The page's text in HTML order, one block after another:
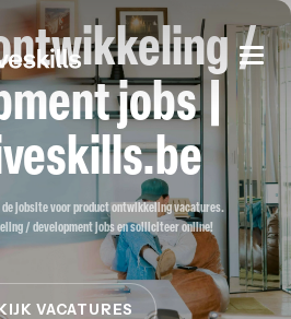
/
jobs |
jobsite voor product ontwikkeling vacatures.
/ development jobs en solliciteer online!
VACATURES